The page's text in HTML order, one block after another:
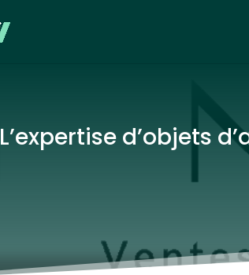
L’expertise d’objets